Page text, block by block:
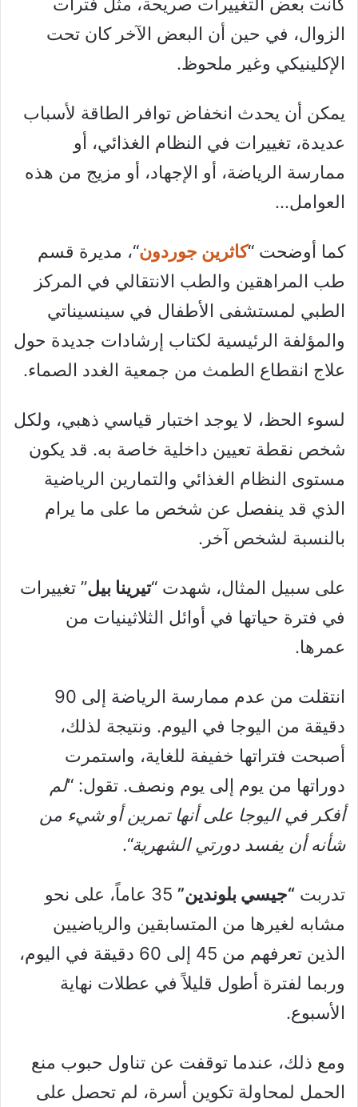
الزوال، في حين أن البعض الآخر كان تحت
الإكلينيكي وغير ملحوظ.
يمكن أن يحدث انخفاض توافر الطاقة لأسباب
عديدة، تغييرات في النظام الغذائي، أو
ممارسة الرياضة، أو الإجهاد، أو مزيج من هذه
العوامل…
كما أوضحت “كاثرين جوردون“، مديرة قسم
طب المراهقين والطب الانتقالي في المركز
الطبي لمستشفى الأطفال في سينسيناتي
والمؤلفة الرئيسية لكتاب إرشادات جديدة حول
علاج انقطاع الطمث من جمعية الغدد الصماء.
لسوء الحظ، لا يوجد اختبار قياسي ذهبي، ولكل
شخص نقطة تعيين داخلية خاصة به. قد يكون
مستوى النظام الغذائي والتمارين الرياضية
الذي قد ينفصل عن شخص ما على ما يرام
بالنسبة لشخص آخر.
على سبيل المثال، شهدت “تيرينا بيل” تغييرات
في فترة حياتها في أوائل الثلاثينيات من
عمرها.
انتقلت من عدم ممارسة الرياضة إلى 90
دقيقة من اليوجا في اليوم. ونتيجة لذلك،
أصبحت فتراتها خفيفة للغاية، واستمرت
دوراتها من يوم إلى يوم ونصف. تقول: “لم
أفكر في اليوجا على أنها تمرين أو شيء من
شأنه أن يفسد دورتي الشهرية“.
تدربت “جيسي بلوندين”
35 عاماً، على نحو
مشابه لغيرها من المتسابقين والرياضيين
الذين تعرفهم من 45 إلى 60 دقيقة في اليوم،
وربما لفترة أطول قليلاً في عطلات نهاية
الأسبوع.
ومع ذلك، عندما توقفت عن تناول حبوب منع
الحمل لمحاولة تكوين أسرة، لم تحصل على